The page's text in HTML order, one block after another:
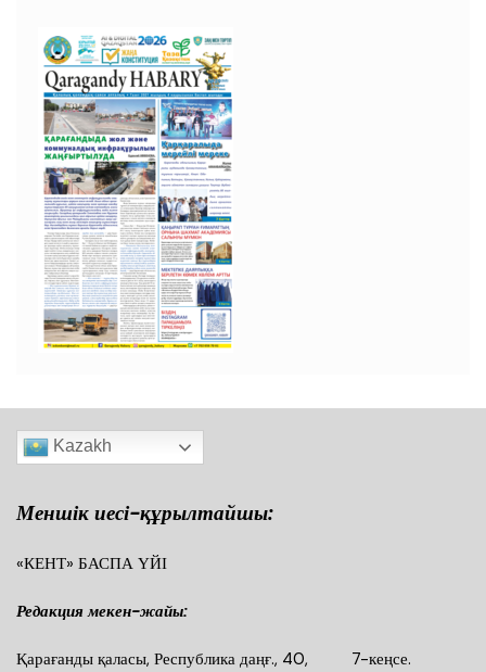
Kazakh
Меншік иесі-құрылтайшы:
«КЕНТ» БАСПА ҮЙІ
Редакция мекен-жайы:
Қарағанды қаласы, Республика даңғ., 40, 7-кеңсе.